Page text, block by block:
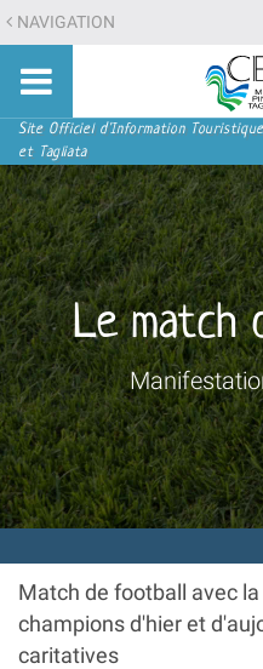
Aller
au
contenu.
Aller
à
la
navigation
NAVIGATION
Sito
Cervia,
Milano
Navigation
Site Officiel d'Information
et Tagliata
Le match
Match de football avec
champions d'hier et
caritatives
menu